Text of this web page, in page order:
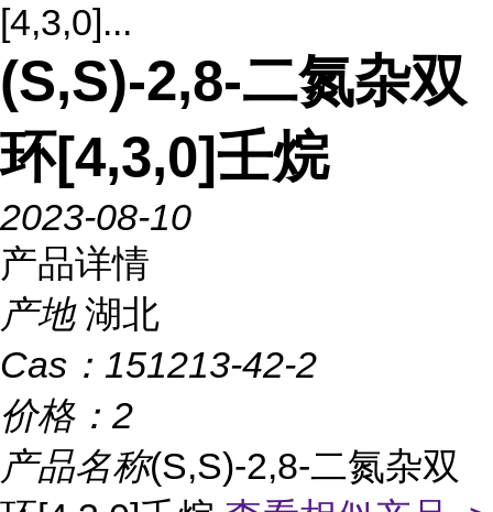
[4,3,0]...
(S,S)-2,8-二氮杂双
环[4,3,0]壬烷
2023-08-10
产品详情
产地 湖北
Cas： 151213-42-2
价格： 2
产品名称(S,S)-2,8-二氮杂双